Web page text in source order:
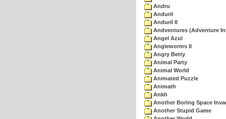
Andru
Anduril
Anduril II
Andventures (Adventure
Angel Azul
Angleworms II
Angry Betty
Animal Party
Animal World
Animated Puzzle
Animath
Ankh
Another Boring Space
Another Stupid Game